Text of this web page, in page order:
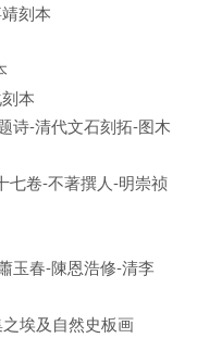
刻本
本
诗-清代文石刻拓-图木
七卷-不著撰人-明崇祯
玉春-陳恩浩修-清李
埃及自然史板画